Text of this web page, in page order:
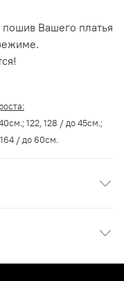
Вашего платья
122, 128 / до 45см.;
/ до 60см.